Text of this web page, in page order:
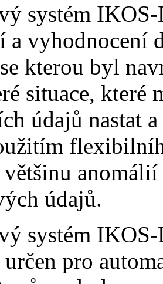
systém
a vyhodnocení
kterou byl
situace,
údajů nastat
většinu
údajů.
systém
určen pro